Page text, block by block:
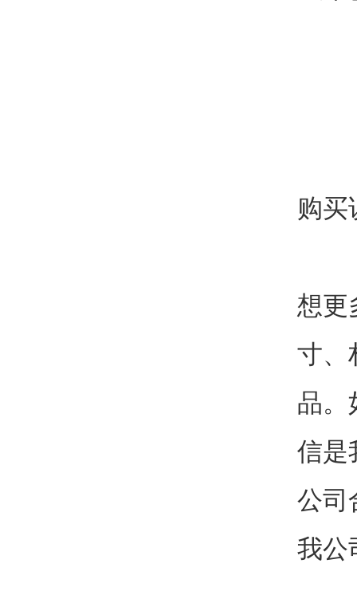
购买
想更
寸、
品。
信是
公司
我公